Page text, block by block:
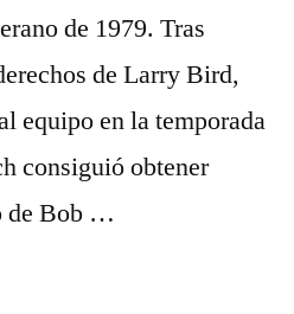
de 1979. Tras
de Larry Bird,
equipo en la temporada
consiguió obtener
de Bob …